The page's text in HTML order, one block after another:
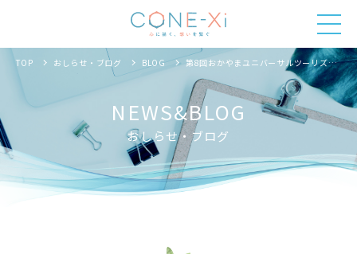
TOP おしらせ・ブログ BLOG 第8回おかやまユニバーサルツーリズム研究会
NEWS&BLOG
おしらせ・ブログ